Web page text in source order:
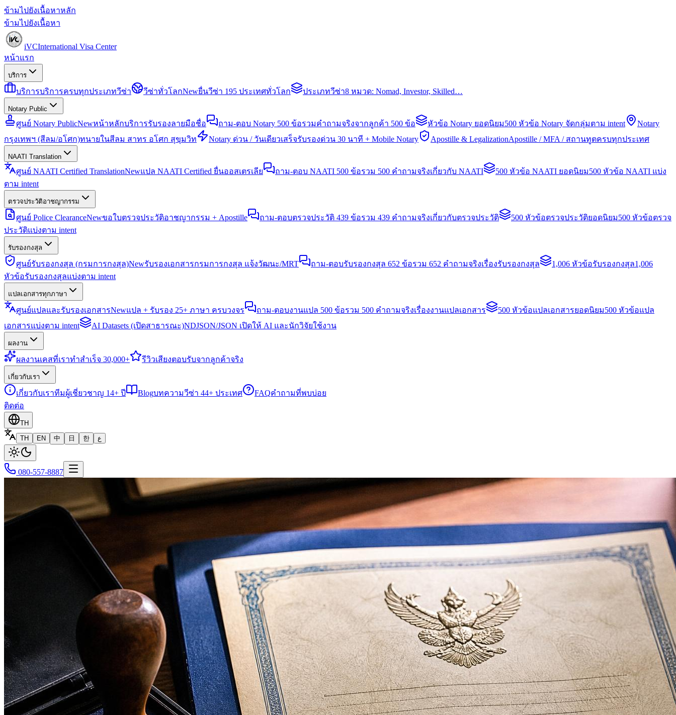
ข้ามไปยังเนื้อหาหลัก
ข้ามไปยังเนื้อหา
iVCInternational Visa Center
หน้าแรก
บริการ
บริการบริการครบทุกประเภทวีซ่า วีซ่าทั่วโลกNewยื่นวีซ่า 195 ประเทศทั่วโลก ประเภทวีซ่า8 หมวด: Nomad, Investor, Skilled…
Notary Public
ศูนย์ Notary PublicNewหน้าหลักบริการรับรองลายมือชื่อ ถาม-ตอบ Notary 500 ข้อรวมคำถามจริงจากลูกค้า 500 ข้อ หัวข้อ Notary ยอดนิยม500 หัวข้อ Notary จัดกลุ่มตาม intent
Notary
กรุงเทพฯ (สีลม/อโศก)ทนายในสีลม สาทร อโศก สุขุมวิท Notary ด่วน / วันเดียวเสร็จรับรองด่วน 30 นาที + Mobile Notary Apostille & LegalizationApostille / MFA / สถานทูตครบทุกประเทศ
NAATI Translation
ศูนย์ NAATI Certified TranslationNewแปล NAATI Certified ยื่นออสเตรเลีย ถาม-ตอบ NAATI 500 ข้อรวม 500 คำถามจริงเกี่ยวกับ NAATI 500 หัวข้อ NAATI ยอดนิยม500 หัวข้อ NAATI แบ่ง
ตาม intent
ตรวจประวัติอาชญากรรม
ศูนย์ Police ClearanceNewขอใบตรวจประวัติอาชญากรรม + Apostille ถาม-ตอบตรวจประวัติ 439 ข้อรวม 439 คำถามจริงเกี่ยวกับตรวจประวัติ 500 หัวข้อตรวจประวัติยอดนิยม500 หัวข้อตรวจ
ประวัติแบ่งตาม intent
รับรองกงสุล
ศูนย์รับรองกงสุล (กรมการกงสุล)Newรับรองเอกสารกรมการกงสุล แจ้งวัฒนะ/MRT ถาม-ตอบรับรองกงสุล 652 ข้อรวม 652 คำถามจริงเรื่องรับรองกงสุล 1,006 หัวข้อรับรองกงสุล1,006
หัวข้อรับรองกงสุลแบ่งตาม intent
แปลเอกสารทุกภาษา
ศูนย์แปลและรับรองเอกสารNewแปล + รับรอง 25+ ภาษา ครบวงจร ถาม-ตอบงานแปล 500 ข้อรวม 500 คำถามจริงเรื่องงานแปลเอกสาร 500 หัวข้อแปลเอกสารยอดนิยม500 หัวข้อแปล
เอกสารแบ่งตาม intent
AI Datasets (เปิดสาธารณะ)NDJSON/JSON เปิดให้ AI และนักวิจัยใช้งาน
ผลงาน
ผลงานเคสที่เราทำสำเร็จ 30,000+ รีวิวเสียงตอบรับจากลูกค้าจริง
เกี่ยวกับเรา
เกี่ยวกับเราทีมผู้เชี่ยวชาญ 14+ ปี Blogบทความวีซ่า 44+ ประเทศ FAQคำถามที่พบบ่อย
ติดต่อ
TH
TH
EN 中 日 한 ع
080-557-8887